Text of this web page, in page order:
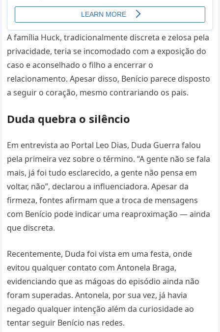
A família Huck, tradicionalmente discreta e zelosa pela
privacidade, teria se incomodado com a exposição do
caso e aconselhado o filho a encerrar o
relacionamento. Apesar disso, Benício parece disposto
a seguir o coração, mesmo contrariando os pais.
Duda quebra o silêncio
Em entrevista ao Portal Leo Dias, Duda Guerra falou
pela primeira vez sobre o término. “A gente não se fala
mais, já foi tudo esclarecido, a gente não pensa em
voltar, não”, declarou a influenciadora. Apesar da
firmeza, fontes afirmam que a troca de mensagens
com Benício pode indicar uma reaproximação — ainda
que discreta.
Recentemente, Duda foi vista em uma festa, onde
evitou qualquer contato com Antonela Braga,
evidenciando que as mágoas do episódio ainda não
foram superadas. Antonela, por sua vez, já havia
negado qualquer intenção além da curiosidade ao
tentar seguir Benício nas redes.